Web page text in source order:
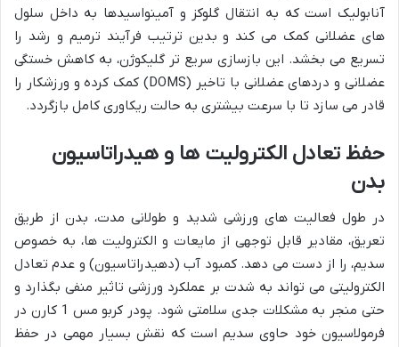
آنابولیک است که به انتقال گلوکز و آمینواسیدها به داخل سلول
های عضلانی کمک می کند و بدین ترتیب فرآیند ترمیم و رشد را
تسریع می بخشد. این بازسازی سریع تر گلیکوژن، به کاهش خستگی
عضلانی و دردهای عضلانی با تاخیر (DOMS) کمک کرده و ورزشکار را
قادر می سازد تا با سرعت بیشتری به حالت ریکاوری کامل بازگردد.
حفظ تعادل الکترولیت ها و هیدراتاسیون
بدن
در طول فعالیت های ورزشی شدید و طولانی مدت، بدن از طریق
تعریق، مقادیر قابل توجهی از مایعات و الکترولیت ها، به خصوص
سدیم، را از دست می دهد. کمبود آب (دهیدراتاسیون) و عدم تعادل
الکترولیتی می تواند به شدت بر عملکرد ورزشی تاثیر منفی بگذارد و
حتی منجر به مشکلات جدی سلامتی شود. پودر کربو مس 1 کارن در
فرمولاسیون خود حاوی سدیم است که نقش بسیار مهمی در حفظ